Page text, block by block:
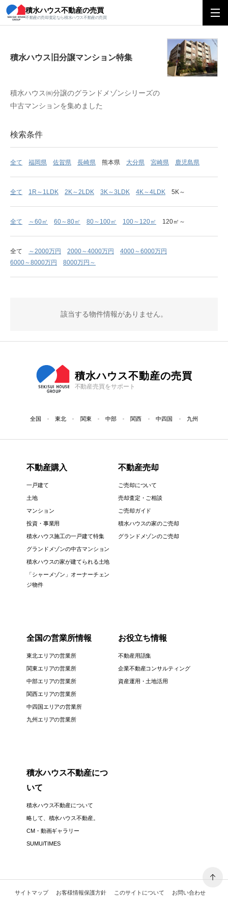
積水ハウス不動産の売買
不動産の売却査定なら積水ハウス不動産の売買
積水ハウス旧分譲マンション特集
積水ハウス旧分譲マンション特集
積水ハウス㈱分譲のグランドメゾンシリーズの
中古マンションを集めました
検索条件
全て 福岡県 佐賀県 長崎県 熊本県 大分県 宮崎県 鹿児島県
全て 1R～1LDK 2K～2LDK 3K～3LDK 4K～4LDK 5K～
全て ～60㎡ 60～80㎡ 80～100㎡ 100～120㎡ 120㎡～
全て ～2000万円 2000～4000万円
4000～6000万円
6000～8000万円
8000万円～
該当する物件情報がありません。
積水ハウス不動産の売買
不動産売買をサポート
全国 東北 関東 中部 関西 中四国 九州
不動産購入
一戸建て
土地
マンション
投資・事業用
積水ハウス施工の一戸建て特集
グランドメゾンの中古マンション
積水ハウスの家が建てられる土地
「シャーメゾン」オーナーチェン
ジ物件
不動産売却
ご売却について
売却査定・ご相談
ご売却ガイド
積水ハウスの家のご売却
グランドメゾンのご売却
全国の営業所情報
東北エリアの営業所
関東エリアの営業所
中部エリアの営業所
関西エリアの営業所
中四国エリアの営業所
九州エリアの営業所
お役立ち情報
不動産用語集
企業不動産コンサルティング
資産運用・土地活用
積水ハウス不動産につ
いて
積水ハウス不動産について
略して、積水ハウス不動産。
CM・動画ギャラリー
SUMU/TIMES
サイトマップ お客様情報保護方針 このサイトについて お問い合わせ